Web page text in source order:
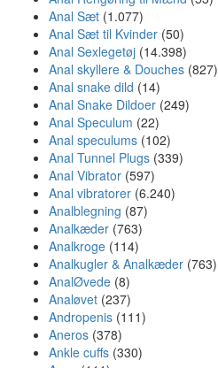
Anal Sæt (1.077)
Anal Sæt til Kvinder (50)
Anal Sexlegetøj (14.398)
Anal skyllere & Douches (827)
Anal snake dild (14)
Anal Snake Dildoer (249)
Anal Speculum (22)
Anal speculums (102)
Anal Tunnel Plugs (339)
Anal Vibrator (597)
Anal vibratorer (6.240)
Analblegning (87)
Analkæder (763)
Analkroge (114)
Analkugler & Analkæder (763)
AnalØvede (8)
Analøvet (237)
Andropenis (111)
Aneros (378)
Ankle cuffs (330)